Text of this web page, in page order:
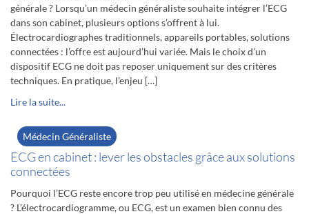
générale ? Lorsqu’un médecin généraliste souhaite intégrer l’ECG
dans son cabinet, plusieurs options s’offrent à lui.
Électrocardiographes traditionnels, appareils portables, solutions
connectées : l’offre est aujourd’hui variée. Mais le choix d’un
dispositif ECG ne doit pas reposer uniquement sur des critères
techniques. En pratique, l’enjeu […]
Lire la suite...
Médecin Généraliste
ECG en cabinet : lever les obstacles grâce aux solutions
connectées
Pourquoi l’ECG reste encore trop peu utilisé en médecine générale
? L’électrocardiogramme, ou ECG, est un examen bien connu des